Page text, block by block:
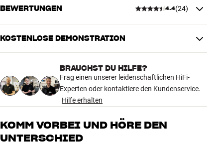
MASSE UND DESIGN
Farbe
Weiß
Gewicht (kg)
0,34
Maße (Verpackung)
x tiefe)
ALLGEMEINE MERKMALE
Schmutz von In-Ear-Kopfhörern und Ladeetuis
Reinigungsflüssigkeit enthalten
BEWERTUNGEN 4.4(24)
4.4
24 anzeigen
5 15
4
3
KOSTENLOSE DEMONSTRATION
BRAUCHST DU HILFE?
Frag einen unserer leidenschaftlichen HiFi-
Experten oder kontaktiere den Kundenservice.
Hilfe erhalten
KOMM VORBEI UND HÖRE DEN
UNTERSCHIED